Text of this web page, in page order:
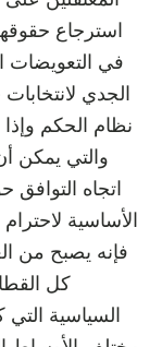
استرجاع
في التعويضات
الجدي
نظام الحكم وإذا
والتي يمكن
اتجاه
الأساسية
فإنه يصبح من
كل
السياسية